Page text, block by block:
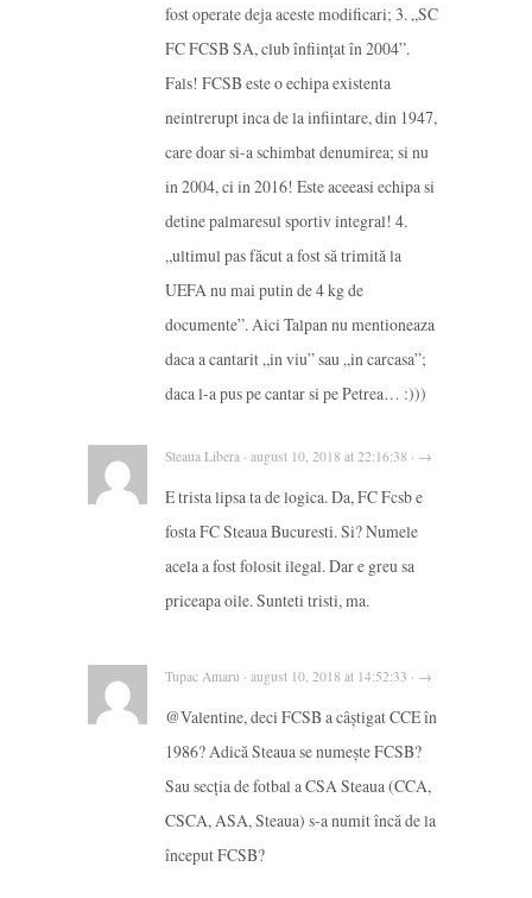
fost operate deja aceste modificari; 3. „SC
FC FCSB SA, club înfiinţat în 2004”.
Fals! FCSB este o echipa existenta
neintrerupt inca de la infiintare, din 1947,
care doar si-a schimbat denumirea; si nu
in 2004, ci in 2016! Este aceeasi echipa si
detine palmaresul sportiv integral! 4.
„ultimul pas făcut a fost să trimită la
UEFA nu mai putin de 4 kg de
documente”. Aici Talpan nu mentioneaza
daca a cantarit „in viu” sau „in carcasa”;
daca l-a pus pe cantar si pe Petrea… :)))
Steaua Libera · august 10, 2018 at 22:16:38 · →
E trista lipsa ta de logica. Da, FC Fcsb e
fosta FC Steaua Bucuresti. Si? Numele
acela a fost folosit ilegal. Dar e greu sa
priceapa oile. Sunteti tristi, ma.
Tupac Amaru · august 10, 2018 at 14:52:33 · →
@Valentine, deci FCSB a câștigat CCE în
1986? Adică Steaua se numește FCSB?
Sau secția de fotbal a CSA Steaua (CCA,
CSCA, ASA, Steaua) s-a numit încă de la
început FCSB?